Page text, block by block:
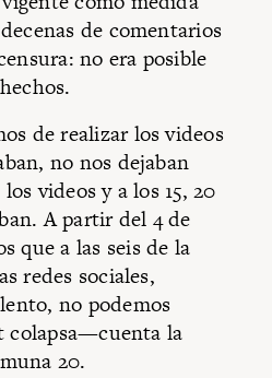
de comentarios
no era posible
de realizar los videos
no nos dejaban
videos y a los 15, 20
A partir del 4 de
que a las seis de la
redes sociales,
no podemos
colapsa—cuenta la
20.